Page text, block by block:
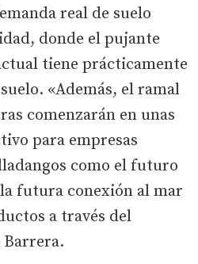
real de suelo
donde el pujante
tiene prácticamente
«Además, el ramal
comenzarán en unas
para empresas
como el futuro
futura conexión al mar
a través del